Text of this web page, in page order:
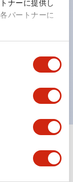
ナーに提供し
パートナーに
示灯（角平形）
ンプ色の識別が
急事態時の色表
識別可能に。
すべて展開+